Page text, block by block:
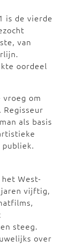
is de vierde
van
oordeel
om
als basis
het West-
jaren vijftig,
steeg.
over